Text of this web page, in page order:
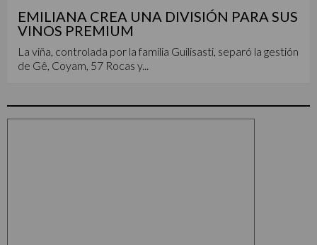
EMILIANA CREA UNA DIVISIÓN PARA SUS
VINOS PREMIUM
La viña, controlada por la familia Guilisasti, separó la gestión
de Gê, Coyam, 57 Rocas y...